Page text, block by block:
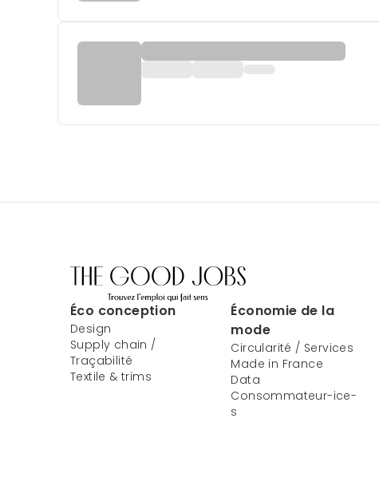
Éco conception
Design
Supply chain /
Traçabilité
Textile & trims
Économie de la
mode
Circularité / Services
Made in France
Data
Consommateur-ice-
s